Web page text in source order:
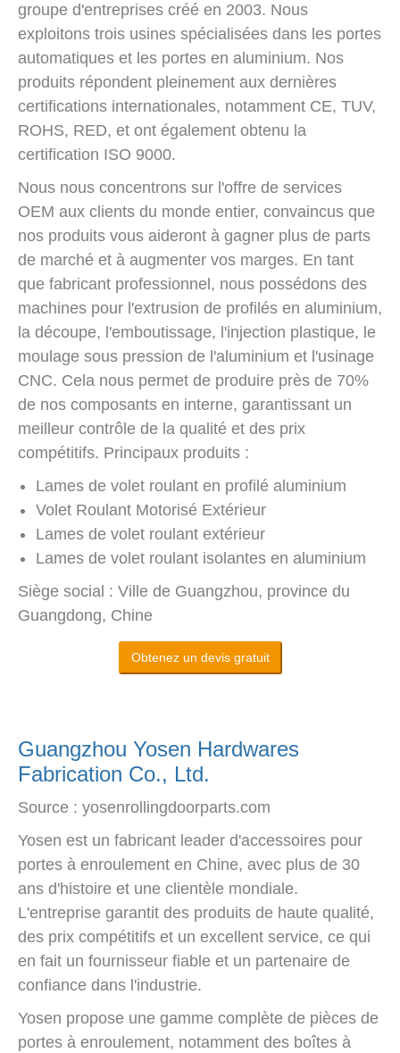
groupe d'entreprises créé en 2003. Nous
exploitons trois usines spécialisées dans les portes
automatiques et les portes en aluminium. Nos
produits répondent pleinement aux dernières
certifications internationales, notamment CE, TUV,
ROHS, RED, et ont également obtenu la
certification ISO 9000.
Nous nous concentrons sur l'offre de services
OEM aux clients du monde entier, convaincus que
nos produits vous aideront à gagner plus de parts
de marché et à augmenter vos marges. En tant
que fabricant professionnel, nous possédons des
machines pour l'extrusion de profilés en aluminium,
la découpe, l'emboutissage, l'injection plastique, le
moulage sous pression de l'aluminium et l'usinage
CNC. Cela nous permet de produire près de 70%
de nos composants en interne, garantissant un
meilleur contrôle de la qualité et des prix
compétitifs. Principaux produits :
Lames de volet roulant en profilé aluminium
Volet Roulant Motorisé Extérieur
Lames de volet roulant extérieur
Lames de volet roulant isolantes en aluminium
Siège social : Ville de Guangzhou, province du
Guangdong, Chine
Obtenez un devis gratuit
Guangzhou Yosen Hardwares
Fabrication Co., Ltd.
Source : yosenrollingdoorparts.com
Yosen est un fabricant leader d'accessoires pour
portes à enroulement en Chine, avec plus de 30
ans d'histoire et une clientèle mondiale.
L'entreprise garantit des produits de haute qualité,
des prix compétitifs et un excellent service, ce qui
en fait un fournisseur fiable et un partenaire de
confiance dans l'industrie.
Yosen propose une gamme complète de pièces de
portes à enroulement, notamment des boîtes à